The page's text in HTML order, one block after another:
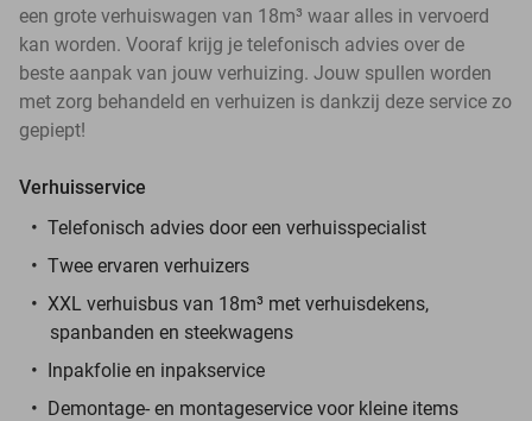
een grote verhuiswagen van 18m³ waar alles in vervoerd
kan worden. Vooraf krijg je telefonisch advies over de
beste aanpak van jouw verhuizing. Jouw spullen worden
met zorg behandeld en verhuizen is dankzij deze service zo
gepiept!
Verhuisservice
Telefonisch advies door een verhuisspecialist
Twee ervaren verhuizers
XXL verhuisbus van 18m³ met verhuisdekens,
spanbanden en steekwagens
Inpakfolie en inpakservice
Demontage- en montageservice voor kleine items